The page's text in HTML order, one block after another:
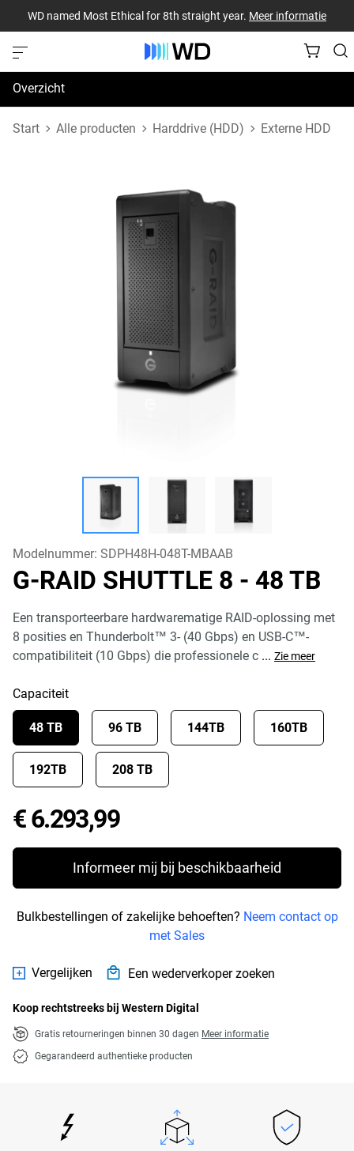
WD named Most Ethical for 8th straight year. Meer informatie
Overzicht
Specificaties
Start Alle producten Harddrive (HDD) Externe HDD
Modelnummer: SDPH48H-048T-MBAAB
G-RAID SHUTTLE 8 - 48 TB
Een transporteerbare hardwarematige RAID-oplossing met
8 posities en Thunderbolt™ 3- (40 Gbps) en USB-C™-
compatibiliteit (10 Gbps) die professionele c ... Zie meer
Capaciteit
48 TB 96 TB 144TB 160TB
192TB 208 TB
€ 6.293,99Price € 6.293,99
Informeer mij bij beschikbaarheid
Bulkbestellingen of zakelijke behoeften? Neem contact op
met Sales
Vergelijken Een wederverkoper zoeken
Koop rechtstreeks bij Western Digital
Gratis retourneringen binnen 30 dagen Meer informatie
Gegarandeerd authentieke producten